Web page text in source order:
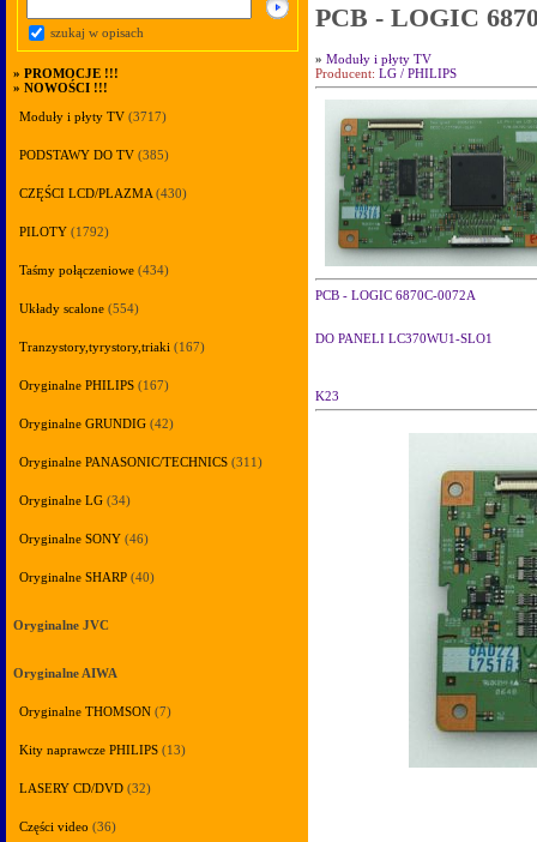
szukaj w opisach
» PROMOCJE !!!
» NOWOŚCI !!!
Moduły i płyty TV (3717)
PODSTAWY DO TV (385)
CZĘŚCI LCD/PLAZMA (430)
PILOTY (1792)
Taśmy połączeniowe (434)
Układy scalone (554)
Tranzystory,tyrystory,triaki (167)
Oryginalne PHILIPS (167)
Oryginalne GRUNDIG (42)
Oryginalne PANASONIC/TECHNICS (311)
Oryginalne LG (34)
Oryginalne SONY (46)
Oryginalne SHARP (40)
Oryginalne JVC
Oryginalne AIWA
Oryginalne THOMSON (7)
Kity naprawcze PHILIPS (13)
LASERY CD/DVD (32)
Części video (36)
PCB - LOGIC
» Moduły i płyty TV
Producent: LG / PHILIPS
PCB - LOGIC 6870C-0072A
DO PANELI LC370WU1-SLO1
K23